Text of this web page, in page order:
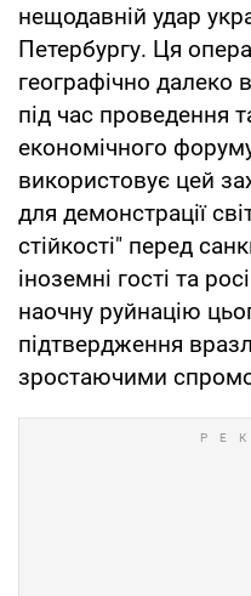
нещодавній удар
Петербургу. Ця
географічно далеко
під час проведення
економічного
використовує цей
для демонстрації
стійкості" перед
іноземні гості та
наочну руйнацію
підтвердження
зростаючими